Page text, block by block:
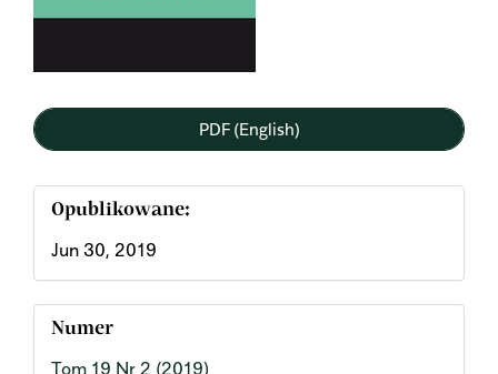
PDF (English)
Opublikowane:
Jun 30, 2019
Numer
Tom 19 Nr 2 (2019)